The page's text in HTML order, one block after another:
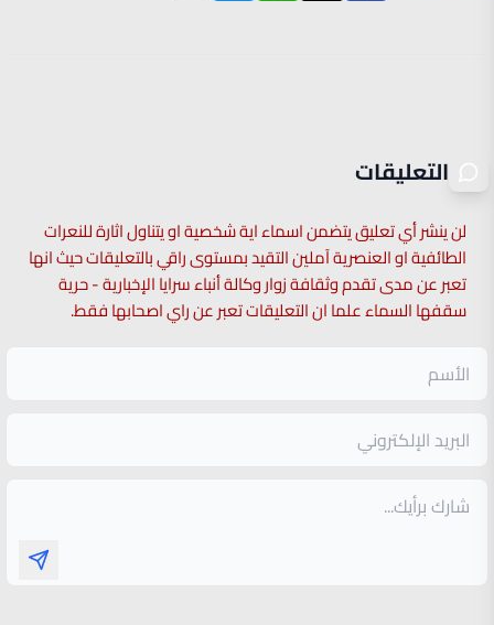
التعليقات
لن ينشر أي تعليق يتضمن اسماء اية شخصية او يتناول اثارة للنعرات
الطائفية او العنصرية آملين التقيد بمستوى راقي بالتعليقات حيث انها
تعبر عن مدى تقدم وثقافة زوار وكالة أنباء سرايا الإخبارية - حرية
سقفها السماء علما ان التعليقات تعبر عن راي اصحابها فقط.